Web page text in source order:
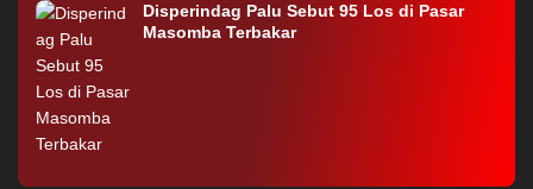
Disperindag Palu Sebut 95 Los di Pasar
Masomba Terbakar